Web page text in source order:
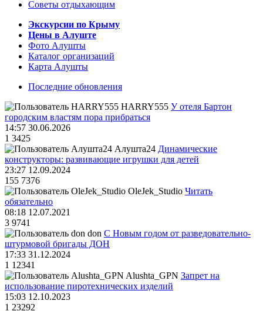
Советы отдыхающим
Экскурсии по Крыму
Цены в Алуште
Фото Алушты
Каталог организаций
Карта Алушты
Последние обновления
HARRY555 У отеля Бартон
городским властям пора прибраться
14:57 30.06.2026
1 3425
Алушта24 Динамические
конструкторы: развивающие игрушки для детей
23:27 12.09.2024
155 7376
OleJek_Studio Читать
обязательно
08:18 12.07.2021
3 9741
don С Новым годом от разведовательно-
штурмовой бригады ДОН
17:33 31.12.2024
1 12341
Alushta_GPN Запрет на
использование пиротехнических изделий
15:03 12.10.2023
1 23292